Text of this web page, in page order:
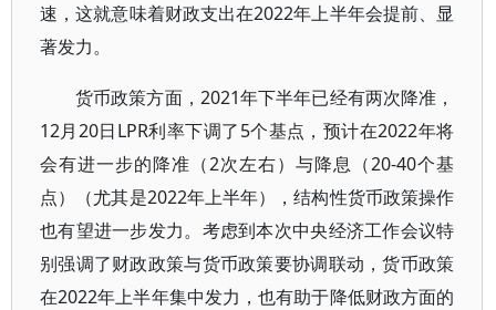
速，这就意味着财政支出在2022年上半年会提前、显
著发力。
货币政策方面，2021年下半年已经有两次降准，
12月20日LPR利率下调了5个基点，预计在2022年将
会有进一步的降准（2次左右）与降息（20-40个基
点）（尤其是2022年上半年），结构性货币政策操作
也有望进一步发力。考虑到本次中央经济工作会议特
别强调了财政政策与货币政策要协调联动，货币政策
在2022年上半年集中发力，也有助于降低财政方面的